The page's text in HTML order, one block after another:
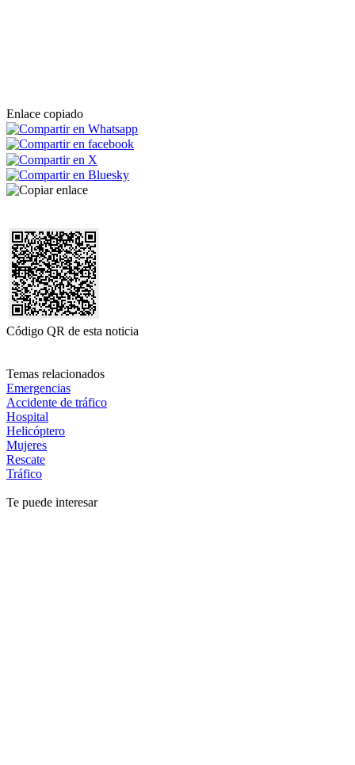
Enlace copiado
Código QR de esta noticia
Temas relacionados
Emergencias
Accidente de tráfico
Hospital
Helicóptero
Mujeres
Rescate
Tráfico
Te puede interesar